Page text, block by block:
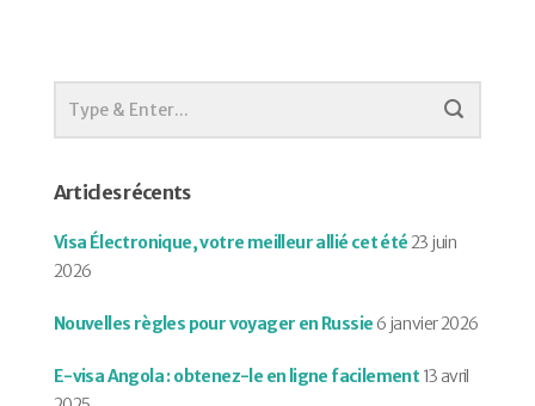
Articles récents
Visa Électronique, votre meilleur allié cet été23 juin
2026
Nouvelles règles pour voyager en Russie 6 janvier 2026
E-visa Angola : obtenez-le en ligne facilement 13 avril